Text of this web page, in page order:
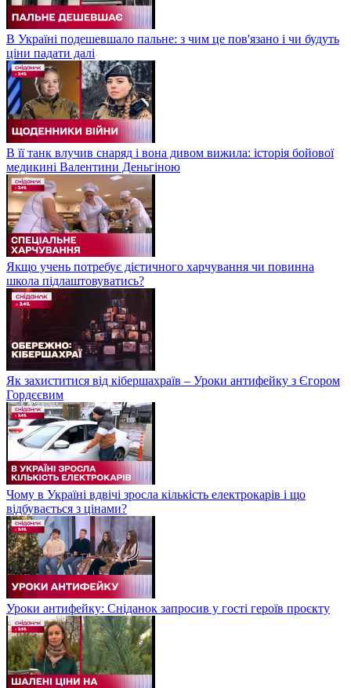
В Україні подешевшало пальне: з чим це пов'язано і чи будуть
ціни падати далі
В її танк влучив снаряд і вона дивом вижила: історія бойової
медикині Валентини Деньгіною
Якщо учень потребує дієтичного харчування чи повинна
школа підлаштовуватись?
Як захиститися від кібершахраїв – Уроки антифейку з Єгором
Гордєєвим
Чому в Україні вдвічі зросла кількість електрокарів і що
відбувається з цінами?
Уроки антифейку: Сніданок запросив у гості героїв проєкту